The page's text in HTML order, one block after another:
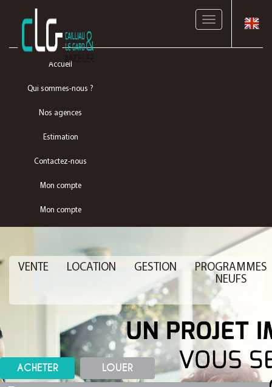
Toggle
Accueil
Qui sommes-nous ?
Nos agences
Estimation
Contactez-nous
Mon compte
Mon compte
VENTE LOCATION GESTION
PROGRAMMES
NEUFS
ACHETER LOUER